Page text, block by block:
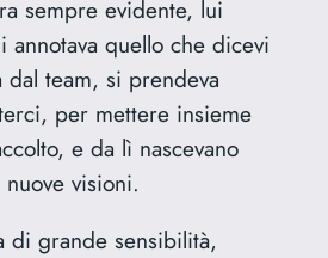
sempre evidente, lui
annotava quello che dicevi
team, si prendeva
per mettere insieme
e da lì nascevano
visioni.
di grande sensibilità,